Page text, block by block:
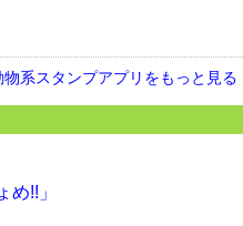
系スタンプアプリをもっと見る
め!!」